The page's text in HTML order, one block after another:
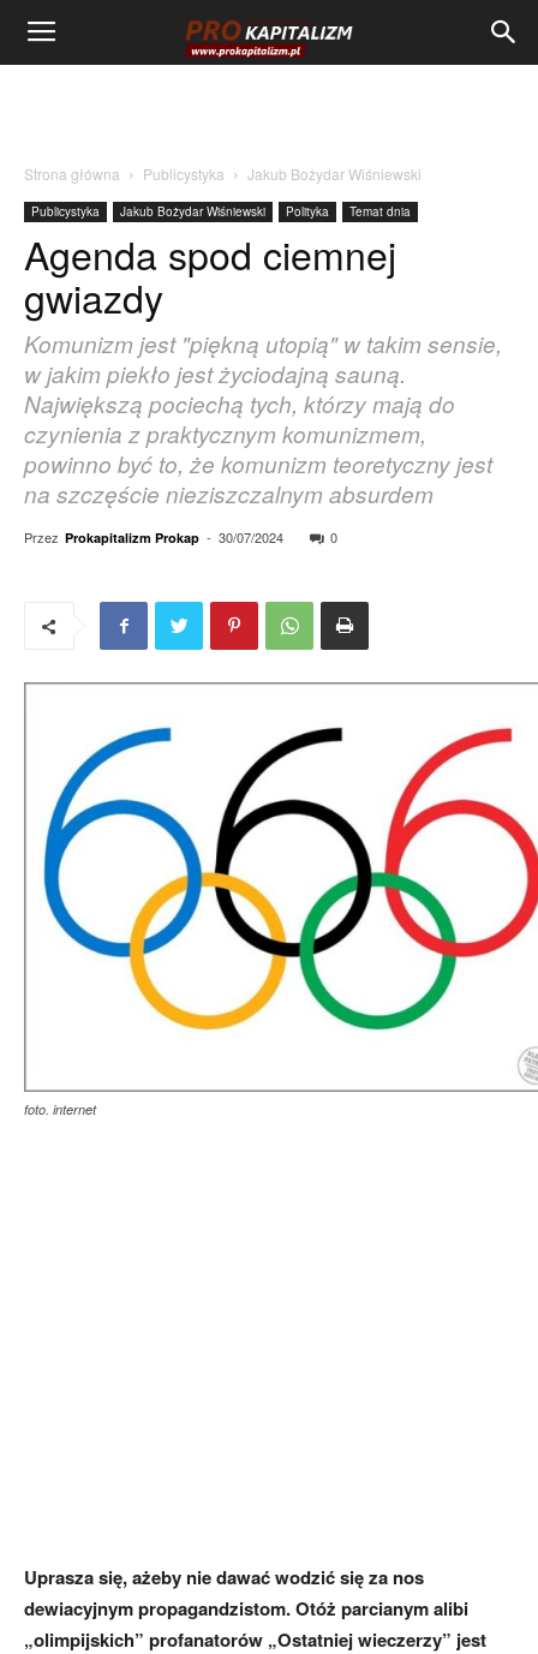
Strona główna Publicystyka Jakub Bożydar Wiśniewski
Publicystyka Jakub Bożydar Wiśniewski Polityka Temat dnia
Agenda spod ciemnej
gwiazdy
Komunizm jest "piękną utopią" w takim sensie,
w jakim piekło jest życiodajną sauną.
Największą pociechą tych, którzy mają do
czynienia z praktycznym komunizmem,
powinno być to, że komunizm teoretyczny jest
na szczęście nieziszczalnym absurdem
Przez Prokapitalizm Prokap - 30/07/2024 0
foto. internet
Uprasza się, ażeby nie dawać wodzić się za nos
dewiacyjnym propagandzistom. Otóż parcianym alibi
„olimpijskich” profanatorów „Ostatniej wieczerzy” jest